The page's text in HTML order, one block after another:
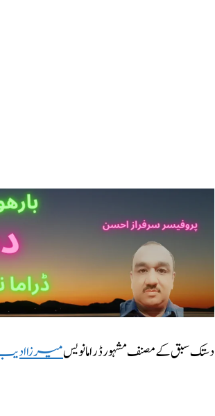
دستک سبق کے مصنف مشہور ڈراما نویسمیرزا